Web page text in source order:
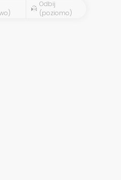
Odbij
(poziomo)